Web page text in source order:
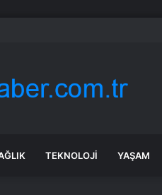
Elektrikli araçlara asgari maktu
TEKNOLOJI YAŞAM